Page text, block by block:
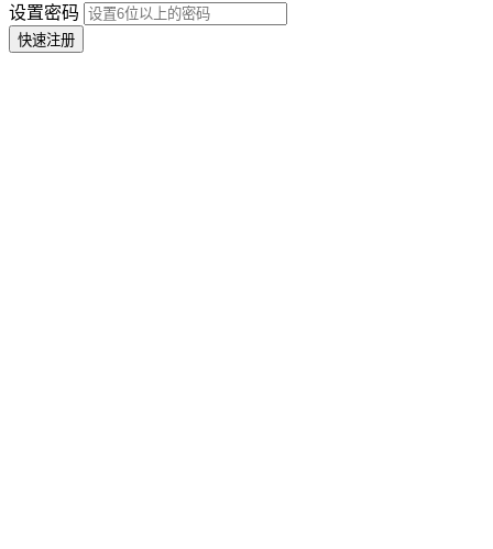
设置密码